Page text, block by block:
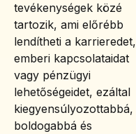
tevékenységek közé
tartozik, ami előrébb
lendítheti a karrieredet,
emberi kapcsolataidat
vagy pénzügyi
lehetőségeidet, ezáltal
kiegyensúlyozottabbá,
boldogabbá és